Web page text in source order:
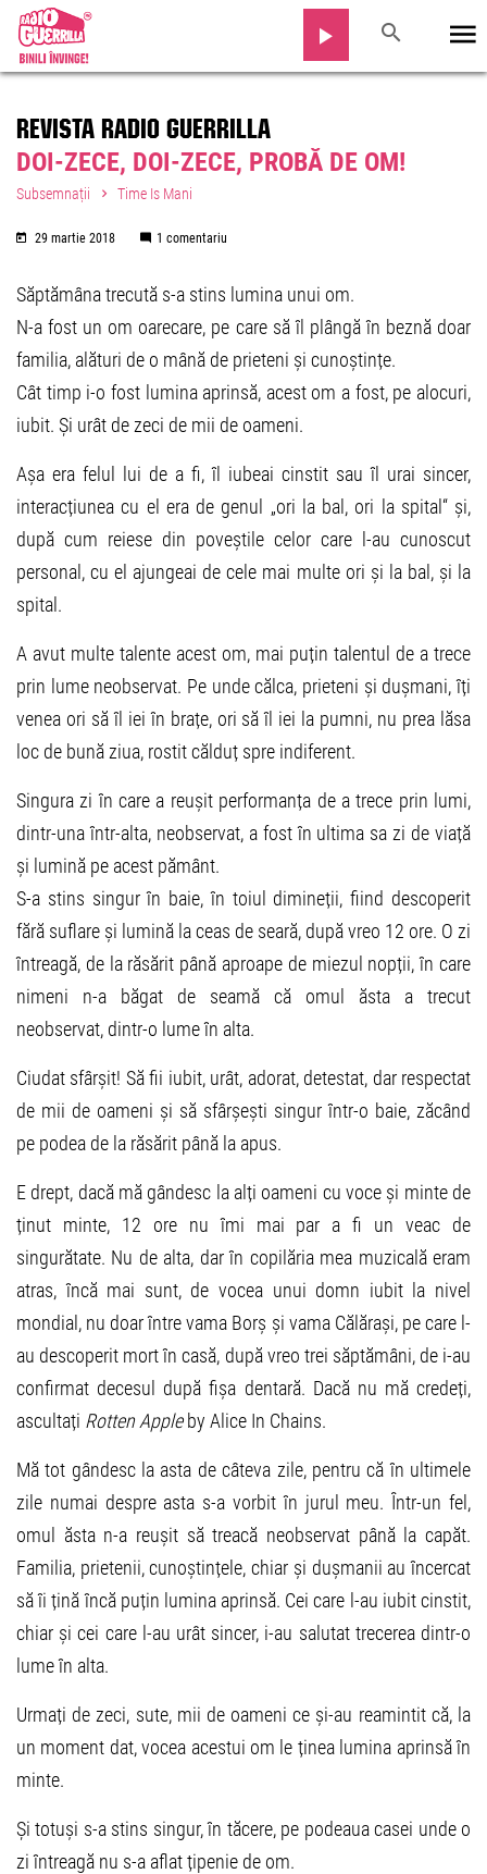
REVISTA RADIO GUERRILLA
DOI-ZECE, DOI-ZECE, PROBĂ DE OM!
Subsemnații Time Is Mani
29 martie 2018 1 comentariu
Săptămâna trecută s-a stins lumina unui om.
N-a fost un om oarecare, pe care să îl plângă în beznă doar
familia, alături de o mână de prieteni și cunoștințe.
Cât timp i-o fost lumina aprinsă, acest om a fost, pe alocuri,
iubit. Și urât de zeci de mii de oameni.
Așa era felul lui de a fi, îl iubeai cinstit sau îl urai sincer,
interacțiunea cu el era de genul „ori la bal, ori la spital“ și,
după cum reiese din poveștile celor care l-au cunoscut
personal, cu el ajungeai de cele mai multe ori și la bal, și la
spital.
A avut multe talente acest om, mai puțin talentul de a trece
prin lume neobservat. Pe unde călca, prieteni și dușmani, îți
venea ori să îl iei în brațe, ori să îl iei la pumni, nu prea lăsa
loc de bună ziua, rostit călduț spre indiferent.
Singura zi în care a reușit performanța de a trece prin lumi,
dintr-una într-alta, neobservat, a fost în ultima sa zi de viață
și lumină pe acest pământ.
S-a stins singur în baie, în toiul dimineții, fiind descoperit
fără suflare și lumină la ceas de seară, după vreo 12 ore. O zi
întreagă, de la răsărit până aproape de miezul nopții, în care
nimeni n-a băgat de seamă că omul ăsta a trecut
neobservat, dintr-o lume în alta.
Ciudat sfârșit! Să fii iubit, urât, adorat, detestat, dar respectat
de mii de oameni și să sfârșești singur într-o baie, zăcând
pe podea de la răsărit până la apus.
E drept, dacă mă gândesc la alți oameni cu voce și minte de
ținut minte, 12 ore nu îmi mai par a fi un veac de
singurătate. Nu de alta, dar în copilăria mea muzicală eram
atras, încă mai sunt, de vocea unui domn iubit la nivel
mondial, nu doar între vama Borș și vama Călărași, pe care l-
au descoperit mort în casă, după vreo trei săptămâni, de i-au
confirmat decesul după fișa dentară. Dacă nu mă credeți,
ascultați Rotten Appleby Alice In Chains.
Mă tot gândesc la asta de câteva zile, pentru că în ultimele
zile numai despre asta s-a vorbit în jurul meu. Într-un fel,
omul ăsta n-a reușit să treacă neobservat până la capăt.
Familia, prietenii, cunoștințele, chiar și dușmanii au încercat
să îi țină încă puțin lumina aprinsă. Cei care l-au iubit cinstit,
chiar și cei care l-au urât sincer, i-au salutat trecerea dintr-o
lume în alta.
Urmați de zeci, sute, mii de oameni ce și-au reamintit că, la
un moment dat, vocea acestui om le ținea lumina aprinsă în
minte.
Și totuși s-a stins singur, în tăcere, pe podeaua casei unde o
zi întreagă nu s-a aflat țipenie de om.